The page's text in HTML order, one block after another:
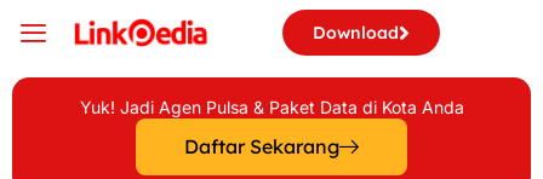
Download
Yuk! Jadi Agen Pulsa & Paket Data di Kota Anda
Daftar Sekarang